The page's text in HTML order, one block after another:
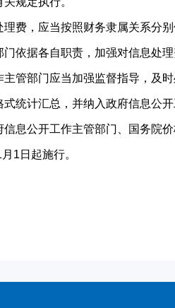
费，应当按照财务隶属关系分
依据各自职责，加强对信息处理
主管部门应当加强监督指导，及
统计汇总，并纳入政府信息公
息公开工作主管部门、国务院
1日起施行。